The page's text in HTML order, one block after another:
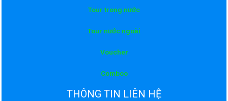
Tour trong nước
Tour nước ngoài
Voucher
Comboo
THÔNG TIN LIÊN HỆ